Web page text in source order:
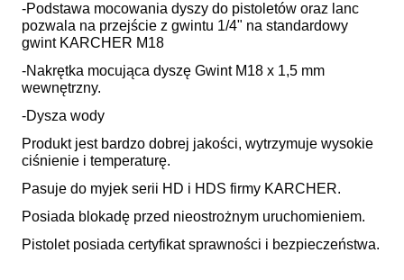
-Podstawa mocowania dyszy do pistoletów oraz lanc
pozwala na przejście z gwintu 1/4" na standardowy
gwint KARCHER M18
-Nakrętka mocująca dyszę Gwint M18 x 1,5 mm
wewnętrzny.
-Dysza wody
Produkt jest bardzo dobrej jakości, wytrzymuje wysokie
ciśnienie i temperaturę.
Pasuje do myjek serii HD i HDS firmy KARCHER.
Posiada blokadę przed nieostrożnym uruchomieniem.
Pistolet posiada certyfikat sprawności i bezpieczeństwa.